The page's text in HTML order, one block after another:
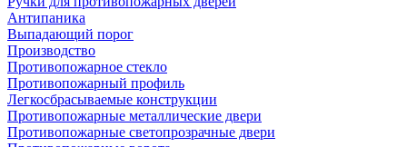
Антипаника
Выпадающий порог
Производство
Противопожарное стекло
Противопожарный профиль
Легкосбрасываемые конструкции
Противопожарные металлические двери
Противопожарные светопрозрачные двери